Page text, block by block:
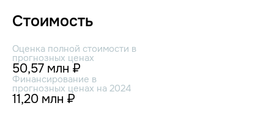
Стоимость
Оценка полной стоимости в
прогнозных ценах
50,57 млн ₽
Финансирование в
прогнозных ценах на 2024
11,20 млн ₽